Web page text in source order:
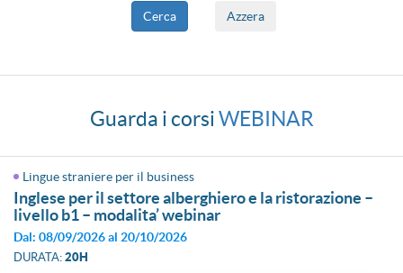
Guarda i corsiWEBINAR
Lingue straniere per il business
inglese per il settore alberghiero e la ristorazione –
livello b1 – modalita’ webinar
Dal: 08/09/2026 al 20/10/2026
DURATA: 20H